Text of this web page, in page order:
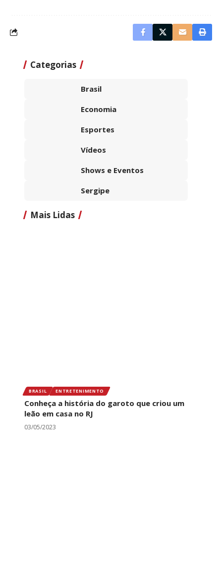
Categorias
Brasil
Economia
Esportes
Vídeos
Shows e Eventos
Sergipe
Mais Lidas
BRASIL ENTRETENIMENTO
Conheça a história do garoto que criou um
leão em casa no RJ
03/05/2023